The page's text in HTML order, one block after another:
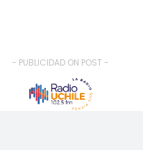
- PUBLICIDAD ON POST -